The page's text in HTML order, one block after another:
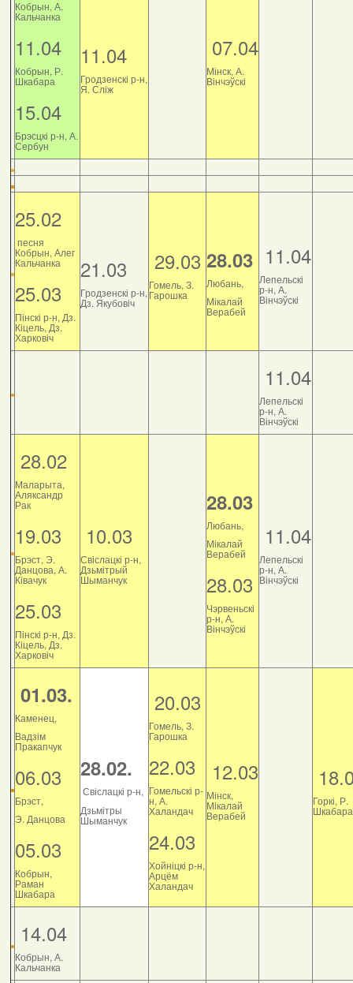
Кобрын, А.
Кальчанка
11.04
Кобрын, Р.
Шкабара
15.04
Брэсцкі р-н, А.
Сербун
11.04
Гродзенскі р-н,
Я. Сліж
07.04
Мінск, А.
Вінчэўскі
25.02
песня
Кобрын, Алег
Кальчанка
25.03
Пінскі р-н, Дз.
Кіцель, Дз.
Харковіч
21.03
Гродзенскі р-н,
Дз. Якубовіч
29.03
Гомель, З.
Гарошка
28.03
Любань,
Мікалай
Верабей
11.04
Лепельскі
р-н, А.
Вінчэўскі
11.04
Лепельскі
р-н, А.
Вінчэўскі
28.02
Маларыта,
Аляксандр
Рак
19.03
Брэст, Э.
Данцова, А.
Ківачук
25.03
Пінскі р-н, Дз.
Кіцель, Дз.
Харковіч
10.03
Свіслацкі р-н,
Дзьмітрый
Шыманчук
28.03
Любань,
Мікалай
Верабей
28.03
Чэрвеньскі
р-н, А.
Вінчэўскі
11.04
Лепельскі
р-н, А.
Вінчэўскі
01.03.
Каменец,
Вадзім
Пракапчук
06.03
Брэст,
Э. Данцова
05.03
Кобрын,
Раман
Шкабара
28.02.
Свіслацкі р-н,
Дзьмітры
Шыманчук
20.03
Гомель, З.
Гарошка
22.03
Гомельскі р-
н, А.
Халандач
24.03
Хойніцкі р-н,
Арцём
Халандач
12.03
Мінск,
Мікалай
Верабей
Горкі, Р.
Шкабара
14.04
Кобрын, А.
Кальчанка